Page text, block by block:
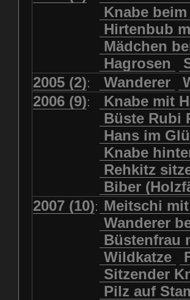
Mädchen beim
Mädchen in
Mädchen in
Mädchen mit
Mädchen mit
Mätti Grossmann-
Meitschi (Rundweg)
Meitschi mit
Pilzfraueli
Sitzender Knabe
Wanderer
Wanderer beim
Wegweiser Wilde
Wildhüter
Luchs
Luchs sitzend
Murmeltiere
Rehkitz Rehkitz
Salamader
Schmetterlinge
Schwarznasenschaf
Schwarznasenschaf
Steinbock
Steinbock
Uhu Uhu mit
Waschbär Wildkatze
Wolf
Knabe
Hirtenbub
Mädchen
Hagrosen
2005 (2): Wanderer
2006 (9): Knabe mit
Büste Rubi
Hans im
Knabe
Rehkitz
Biber
2007 (10): Meitschi mit
Wanderer
Büstenfrau
Wildkatze
Sitzender
Pilz auf